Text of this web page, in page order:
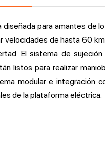
diseñada para amantes de
velocidades de hasta 60
El sistema de
listos para realizar
modular e integración
de la plataforma eléctrica.